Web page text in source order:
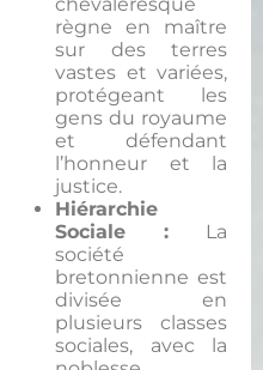
règne en maître
sur des terres
vastes et variées,
protégeant les
gens du royaume
et défendant
l’honneur et la
justice.
Hiérarchie
Sociale : La
société
bretonnienne est
divisée en
plusieurs classes
sociales, avec la